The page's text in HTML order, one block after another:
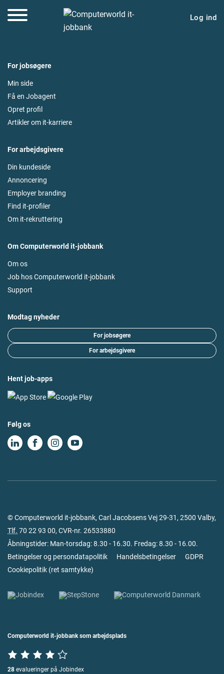
Log ind
For jobsøgere
Min side
Få en Jobagent
Opret profil
Artikler om it-karriere
For arbejdsgivere
Din kundeside
Annoncering
Employer branding
Find it-profiler
Om it-rekruttering
Om Computerworld it-jobbank
Om os
Job hos Computerworld it-jobbank
Support
Modtag nyheder
For jobsøgere
For arbejdsgivere
Hent job-apps
Følg os
© Computerworld it-jobbank, Carl Jacobsens Vej 29-31, 2500 Valby,
Tlf. 70 22 93 00, CVR-nr. 26533880
Åbningstider: Man-torsdag: 8.30 - 16.30. Fredag: 8.30 - 16.00.
Betingelser og persondatapolitik
Handelsbetingelser
GDPR
Cookiepolitik (ret samtykke)
Computerworld it-jobbank som arbejdsplads
28 evalueringer på Jobindex